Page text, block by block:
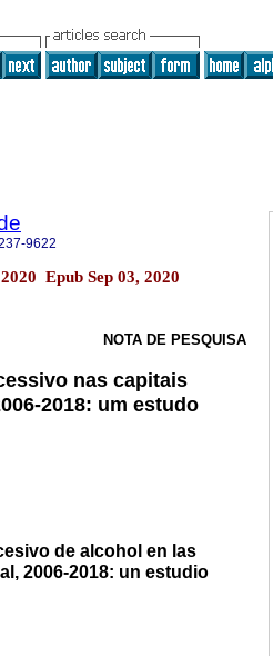
9622
Epub Sep 03, 2020
NOTA DE PESQUISA
nas capitais
2018: um estudo
de alcohol en las
2006-2018: un estudio